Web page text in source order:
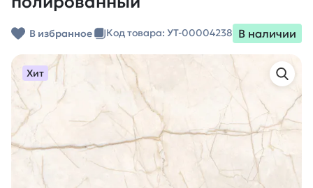
В избранное Код товара: УТ-00004238 В наличии
Хит